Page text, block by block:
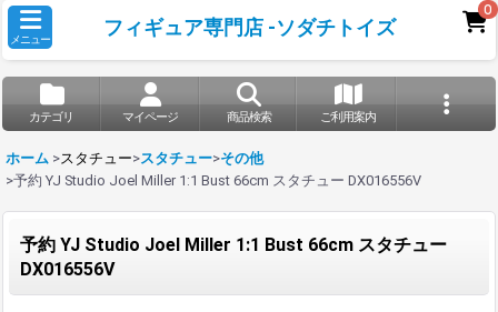
メニュー
フィギュア専門店 -ソダチトイズ
0
カテゴリ マイページ 商品検索 ご利用案内
ホーム >スタチュー>スタチュー>その他
>予約 YJ Studio Joel Miller 1:1 Bust 66cm スタチュー DX016556V
予約 YJ Studio Joel Miller 1:1 Bust 66cm スタチュー
DX016556V